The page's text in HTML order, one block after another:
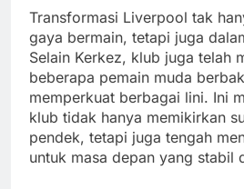
Transformasi Liverpool tak
gaya bermain, tetapi juga
Selain Kerkez, klub juga telah
beberapa pemain muda
memperkuat berbagai lini. Ini
klub tidak hanya memikirkan
pendek, tetapi juga tengah
untuk masa depan yang stabil